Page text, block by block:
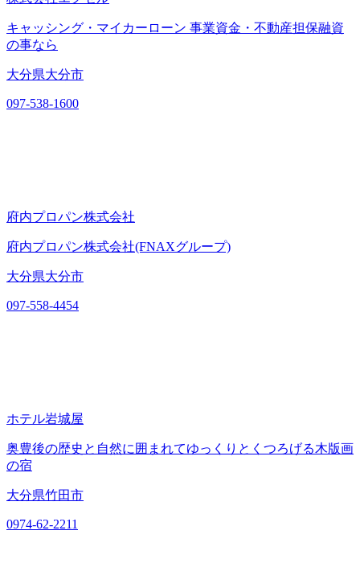
キャッシング・マイカーローン 事業資金・不動産担保融資
の事なら
大分県大分市
097-538-1600
府内プロパン株式会社
府内プロパン株式会社(FNAXグループ)
大分県大分市
097-558-4454
ホテル岩城屋
奥豊後の歴史と自然に囲まれてゆっくりとくつろげる木版画
の宿
大分県竹田市
0974-62-2211